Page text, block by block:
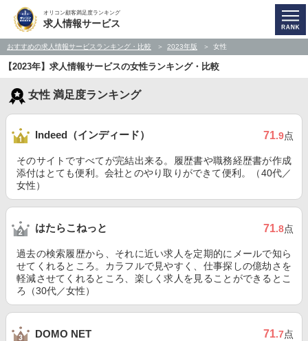
オリコン顧客満足度ランキング
求人情報サービス
おすすめの求人情報サービスランキング・比較 2023年版 女性
【2023年】求人情報サービスの女性ランキング・比較
女性 満足度ランキング
Indeed（インディード） 71.9点
そのサイトですべてが完結出来る。履歴書や職務経歴書が作成
添付はとても便利。会社とのやり取りができて便利。（40代／
女性）
はたらこねっと 71.8点
過去の検索履歴から、それに近い求人を定期的にメールで知ら
せてくれるところ。カラフルで見やすく、仕事探しの億劫さを
軽減させてくれるところ、楽しく求人を見ることができるとこ
ろ（30代／女性）
DOMO NET 71.7点